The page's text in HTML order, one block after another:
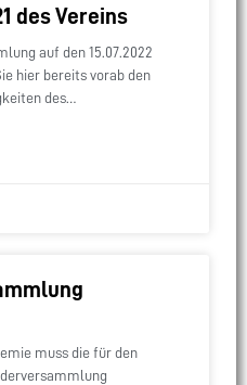
des Vereins
auf den 15.07.2022
hier bereits vorab den
des
muss die für den